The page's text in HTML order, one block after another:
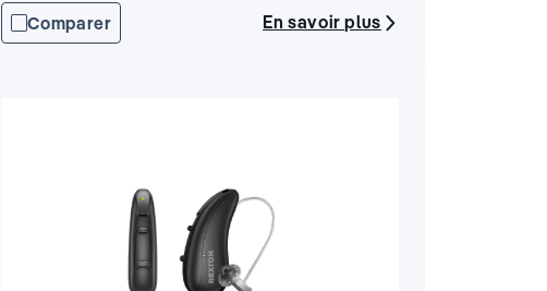
Comparer En savoir plus